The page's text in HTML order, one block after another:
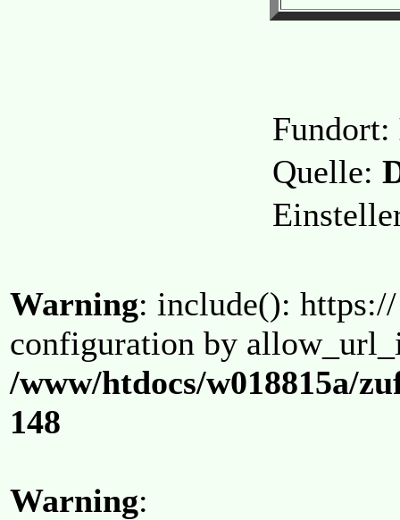
Fundort:
Quelle:
Warning: include():
configuration by
/www/htdocs/w018815a/
148
Warning: